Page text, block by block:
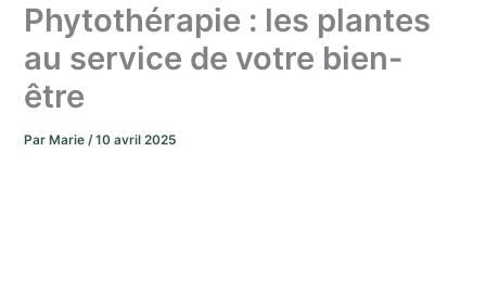
Phytothérapie : les plantes
au service de votre bien-
être
Par Marie/10 avril 2025